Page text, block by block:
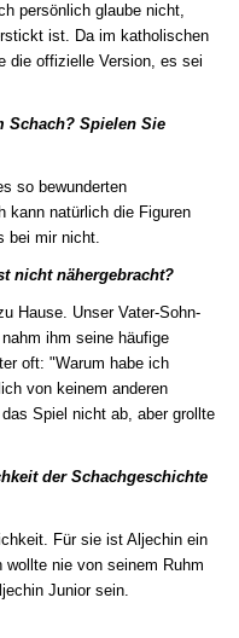
persönlich glaube nicht,
ist. Da im katholischen
die offizielle Version, es sei
Schach? Spielen Sie
so bewunderten
kann natürlich die Figuren
bei mir nicht.
nicht nähergebracht?
Hause. Unser Vater-Sohn-
ihm seine häufige
oft: "Warum habe ich
von keinem anderen
Spiel nicht ab, aber grollte
der Schachgeschichte
Für sie ist Aljechin ein
wollte nie von seinem Ruhm
Junior sein.